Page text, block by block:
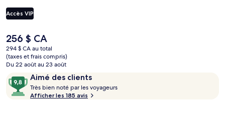
de luxe figurent un bar attenant à la piscine et jardin. Les autres
voyageurs apprécient vraiment le personnel serviable.
Accès VIP
Le
prix
actuel
est
de 256 $ CA
256 $ CA
294 $ CA au total
(taxes et frais compris)
Du 22 août au 23 août
Avis Aimé des clients
9,8
sur
10,
Très bien noté par les voyageurs
Afficher les 185 avis